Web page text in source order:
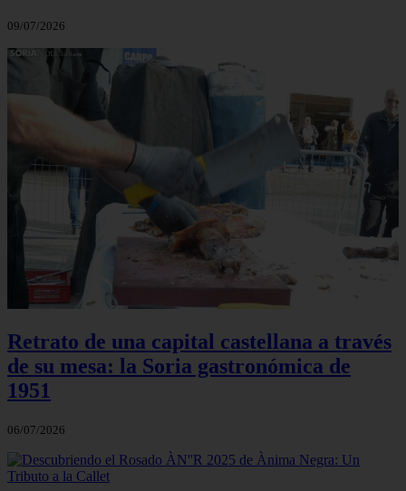
09/07/2026
Retrato de una capital castellana a través
de su mesa: la Soria gastronómica de
1951
06/07/2026